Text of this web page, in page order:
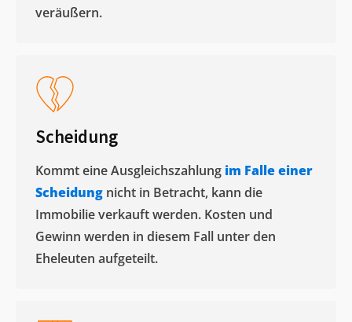
veräußern. ​
Scheidung
Kommt eine Ausgleichszahlung im Falle einer
Scheidung nicht in Betracht, kann die
Immobilie verkauft werden. Kosten und
Gewinn werden in diesem Fall unter den
Eheleuten aufgeteilt.​